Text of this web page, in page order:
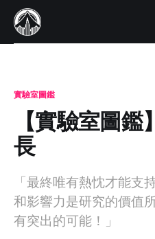
實驗室圖鑑
【實驗室圖
長
「最終唯有熱忱才能支
和影響力是研究的價值
有突出的可能！」